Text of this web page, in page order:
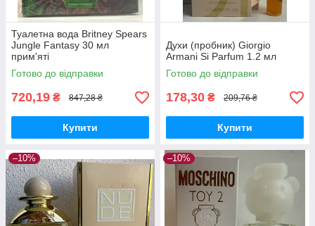
Туалетна вода Britney Spears
Jungle Fantasy 30 мл
прим'яті
Готово до відправки
720,19 ₴ 847,28 ₴
Купити
Духи (пробник) Giorgio
Armani Si Parfum 1.2 мл
Готово до відправки
178,30 ₴ 209,76 ₴
Купити
–10% –10%